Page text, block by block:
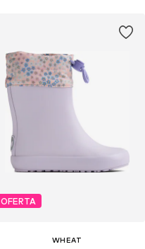
OFERTA
WHEAT